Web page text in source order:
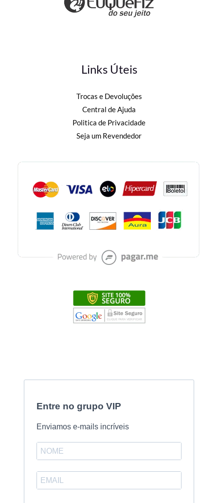
Links Úteis
Trocas e Devoluções
Central de Ajuda
Politica de Privacidade
Seja um Revendedor
Entre no grupo VIP
Enviamos e-mails incríveis